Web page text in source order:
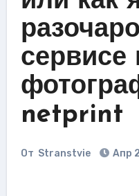
сервисе
netprint
От Stranstvie Апр